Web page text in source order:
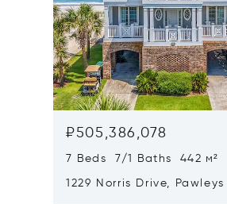
₽505,386,078
7 Beds 7/1 Baths 442 м²
1229 Norris Drive,